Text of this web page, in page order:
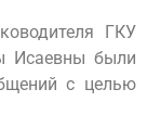
ГКУ
Исаевны были
с целью